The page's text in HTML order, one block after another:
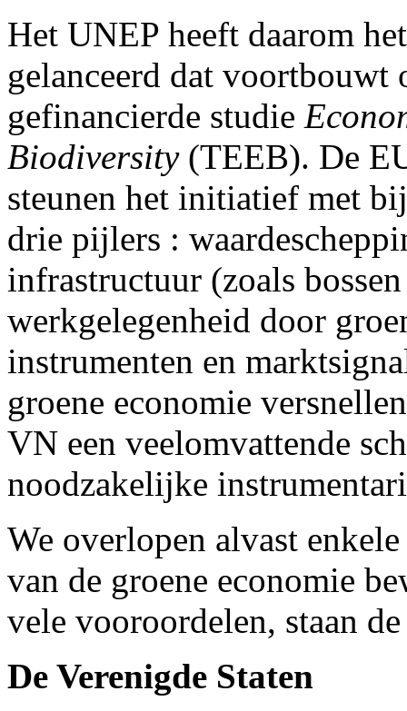
Het UNEP heeft daarom
gelanceerd dat
gefinancierde studie
Biodiversity(TEEB). De
steunen het initiatief met
drie pijlers :
infrastructuur (zoals
werkgelegenheid door
instrumenten en
groene economie
VN een veelomvattende
noodzakelijke
We overlopen alvast
van de groene economie
vele vooroordelen, staan
De Verenigde Staten